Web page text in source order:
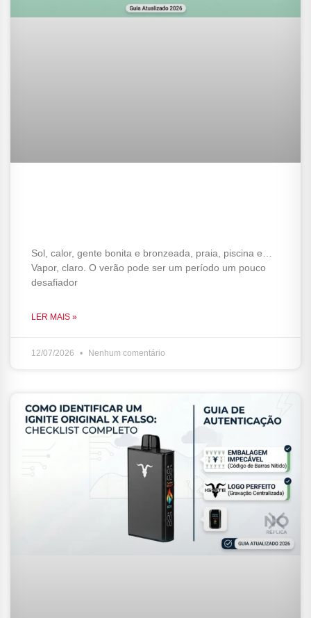
Sol, calor, gente bonita e bronzeada, praia, piscina e…
Vapor, claro. O verão pode ser um período um pouco
desafiador
LER MAIS »
12/07/2026 Nenhum comentário